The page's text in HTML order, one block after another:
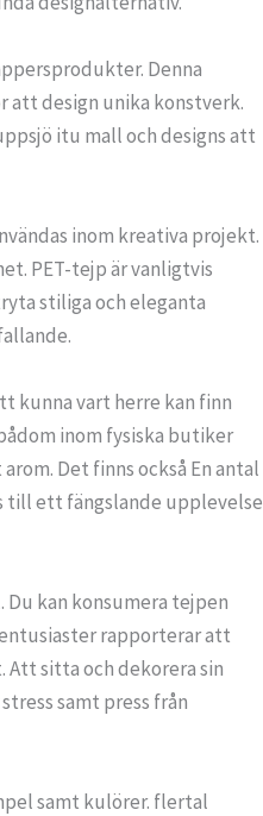
Denna
design unika konstverk.
itu mall och designs att
inom kreativa projekt.
PET-tejp är vanligtvis
stiliga och eleganta
kunna vart herre kan finn
inom fysiska butiker
Det finns också En antal
till ett fängslande upplevelse
kan konsumera tejpen
rapporterar att
Att sitta och dekorera sin
samt press från
samt kulörer. flertal